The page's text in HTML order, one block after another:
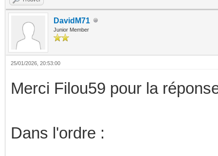
DavidM71
Junior Member
25/01/2026, 20:53:00
Merci Filou59 pour la
Dans l'ordre :